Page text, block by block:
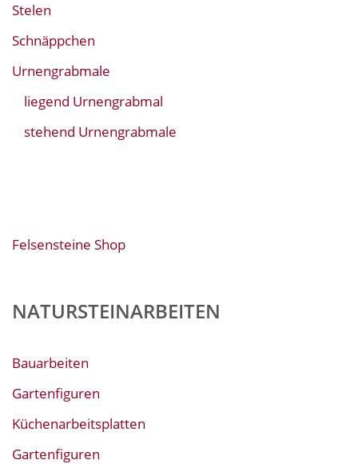
Stelen
Schnäppchen
Urnengrabmale
liegend Urnengrabmal
stehend Urnengrabmale
Felsensteine Shop
NATURSTEINARBEITEN
Bauarbeiten
Gartenfiguren
Küchenarbeitsplatten
Gartenfiguren